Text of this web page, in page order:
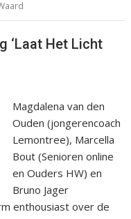
‘Laat Het Licht
Magdalena van den
Ouden (jongerencoach
Lemontree), Marcella
Bout (Senioren online
en Ouders HW) en
Bruno Jager
enthousiast over de